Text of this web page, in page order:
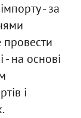
- за
провести
- на основі
і